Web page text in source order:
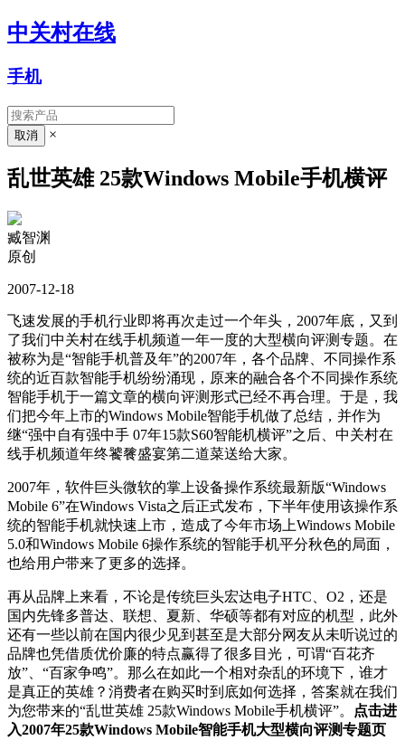
中关村在线
手机
×
乱世英雄 25款Windows Mobile手机横评
臧智渊
原创
2007-12-18
飞速发展的手机行业即将再次走过一个年头，2007年底，又到
了我们中关村在线手机频道一年一度的大型横向评测专题。在
被称为是“智能手机普及年”的2007年，各个品牌、不同操作系
统的近百款智能手机纷纷涌现，原来的融合各个不同操作系统
智能手机于一篇文章的横向评测形式已经不再合理。于是，我
们把今年上市的Windows Mobile智能手机做了总结，并作为
继“强中自有强中手 07年15款S60智能机横评”之后、中关村在
线手机频道年终饕餮盛宴第二道菜送给大家。
2007年，软件巨头微软的掌上设备操作系统最新版“Windows
Mobile 6”在Windows Vista之后正式发布，下半年使用该操作系
统的智能手机就快速上市，造成了今年市场上Windows Mobile
5.0和Windows Mobile 6操作系统的智能手机平分秋色的局面，
也给用户带来了更多的选择。
再从品牌上来看，不论是传统巨头宏达电子HTC、O2，还是
国内先锋多普达、联想、夏新、华硕等都有对应的机型，此外
还有一些以前在国内很少见到甚至是大部分网友从未听说过的
品牌也凭借质优价廉的特点赢得了很多目光，可谓“百花齐
放”、“百家争鸣”。那么在如此一个相对杂乱的环境下，谁才
是真正的英雄？消费者在购买时到底如何选择，答案就在我们
为您带来的“乱世英雄 25款Windows Mobile手机横评”。
点击进
入2007年25款Windows Mobile智能手机大型横向评测专题页